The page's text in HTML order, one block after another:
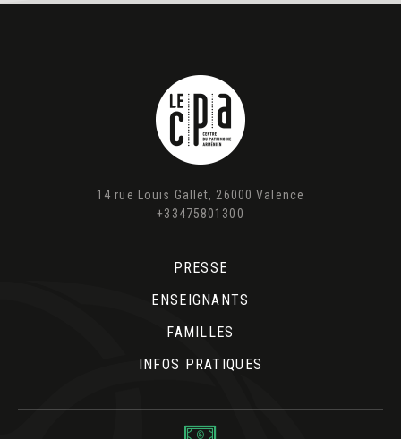
14 rue Louis Gallet, 26000 Valence
+33475801300
PRESSE
ENSEIGNANTS
FAMILLES
INFOS PRATIQUES